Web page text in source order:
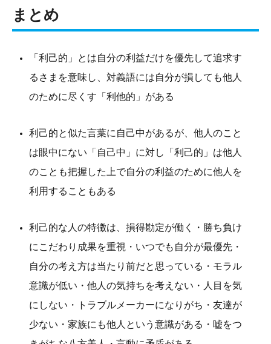
まとめ
「利己的」とは自分の利益だけを優先して追求す
るさまを意味し、対義語には自分が損しても他人
のために尽くす「利他的」がある
利己的と似た言葉に自己中があるが、他人のこと
は眼中にない「自己中」に対し「利己的」は他人
のことも把握した上で自分の利益のために他人を
利用することもある
利己的な人の特徴は、損得勘定が働く・勝ち負け
にこだわり成果を重視・いつでも自分が最優先・
自分の考え方は当たり前だと思っている・モラル
意識が低い・他人の気持ちを考えない・人目を気
にしない・トラブルメーカーになりがち・友達が
少ない・家族にも他人という意識がある・嘘をつ